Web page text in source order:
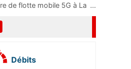
de flotte mobile 5G à La ...
Débits